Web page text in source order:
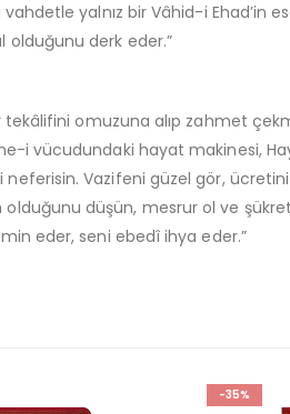
vahdetle yalnız bir Vâhid-i
derk eder.”
tekâlifini omuzuna alıp zahmet
i vücudundaki hayat makinesi,
Vazifeni güzel gör,
olduğunu düşün, mesrur ol ve
eder, seni ebedî ihya eder.”
-35%